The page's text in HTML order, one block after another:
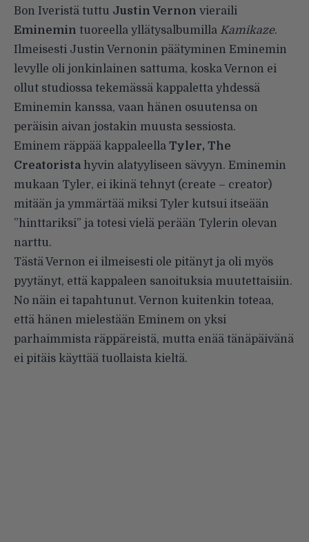
Bon Iveristä tuttu Justin Vernon vieraili
Eminemin tuoreella yllätysalbumilla Kamikaze.
Ilmeisesti Justin Vernonin päätyminen Eminemin
levylle oli jonkinlainen sattuma, koska Vernon ei
ollut studiossa tekemässä kappaletta yhdessä
Eminemin kanssa, vaan hänen osuutensa on
peräisin aivan jostakin muusta sessiosta.
Eminem räppää kappaleella Tyler, The
Creatoristahyvin alatyyliseen sävyyn. Eminemin
mukaan Tyler, ei ikinä tehnyt (create – creator)
mitään ja ymmärtää miksi Tyler kutsui itseään
”hinttariksi” ja totesi vielä perään Tylerin olevan
narttu.
Tästä Vernon ei ilmeisesti ole pitänyt ja oli myös
pyytänyt, että kappaleen sanoituksia muutettaisiin.
No näin ei tapahtunut. Vernon kuitenkin toteaa,
että hänen mielestään Eminem on yksi
parhaimmista räppäreistä, mutta enää tänäpäivänä
ei pitäis käyttää tuollaista kieltä.